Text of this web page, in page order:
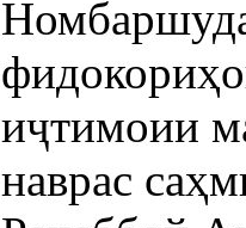
иҷтимоии
наврас